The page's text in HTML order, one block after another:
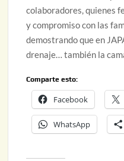
colaboradores, quienes
y compromiso con las
demostrando que en
drenaje… también la
Comparte esto:
Facebook
WhatsApp